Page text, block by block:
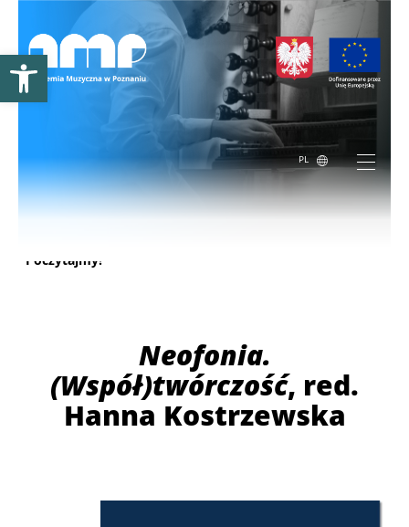
Otwórz pasek narzędzi
PL
Poczytajmy!
Neofonia.
(Współ)twórczość, red.
Hanna Kostrzewska